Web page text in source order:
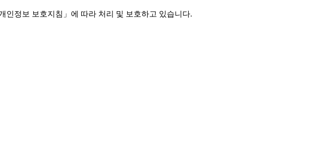
인정보 보호지침」에 따라 처리 및 보호하고 있습니다.